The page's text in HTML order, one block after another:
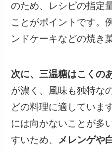
のため、レシピの指定
ことがポイントです。
ンドケーキなどの焼き
次に、三温糖はこくの
が濃く、風味も独特な
どの料理に適していま
には向かないことが多
すいため、
メレンゲや